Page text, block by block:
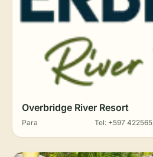
Overbridge River Resort
Para Tel: +597 422565